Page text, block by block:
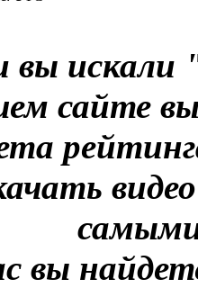
вы искали
сайте
вы